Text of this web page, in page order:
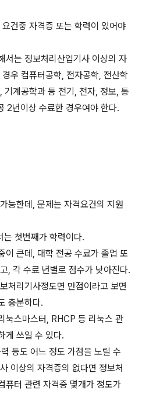
건중 자격증 또는 학력이 있어야
서는 정보처리산업기사 이상의 자
우 컴퓨터공학, 전자공학, 전산학
기계공학과 등 전기, 전자, 정보, 통
2년이상 수료한 경우여야 한다.
능한데, 문제는 자격요건의 지원
는 첫번째가 학력이다.
이 큰데, 대학 전공 수료가 졸업 또
, 각 수료 년별로 점수가 낮아진다.
처리기사정도면 만점이라고 보면
충분하다.
눅스마스터, RHCP 등 리눅스 관
게 쓰일 수 있다.
등도 어느 정도 가점을 노릴 수
이상의 자격증의 없다면 정보처
퓨터 관련 자격증 몇개가 정도가